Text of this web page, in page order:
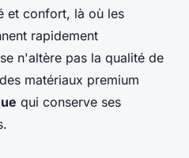
et confort, là où les
rapidement
n'altère pas la qualité de
matériaux premium
qui conserve ses